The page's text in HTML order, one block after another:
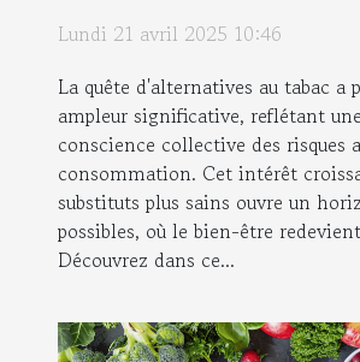
Lundi 21 avril 2025 10:46
La quête d'alternatives au tabac a
ampleur significative, reflétant
conscience collective des risques
consommation. Cet intérêt
substituts plus sains ouvre un
possibles, où le bien-être
Découvrez dans ce...